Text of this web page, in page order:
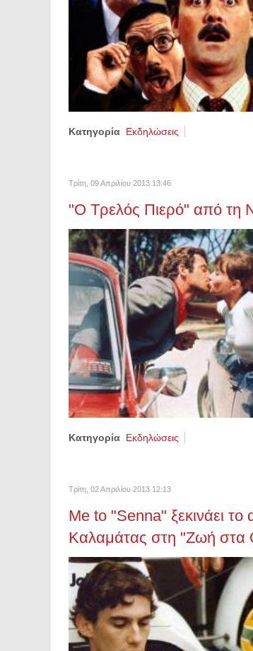
Κατηγορία Εκδηλώσεις
Τρίτη, 09 Απριλίου 2013 13:46
"Ο Τρελός Πιερό" από τη
Κατηγορία Εκδηλώσεις
Τρίτη, 02 Απριλίου 2013 12:13
Me to "Senna" ξεκινάει
Καλαμάτας στη "Ζωή στα